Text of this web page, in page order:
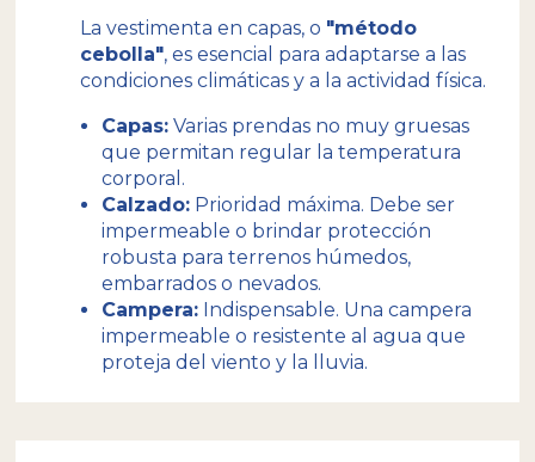
La vestimenta en capas, o "método
cebolla", es esencial para adaptarse a las
condiciones climáticas y a la actividad física.
Capas:Varias prendas no muy gruesas
que permitan regular la temperatura
corporal.
Calzado:Prioridad máxima. Debe ser
impermeable o brindar protección
robusta para terrenos húmedos,
embarrados o nevados.
Campera:Indispensable. Una campera
impermeable o resistente al agua que
proteja del viento y la lluvia.